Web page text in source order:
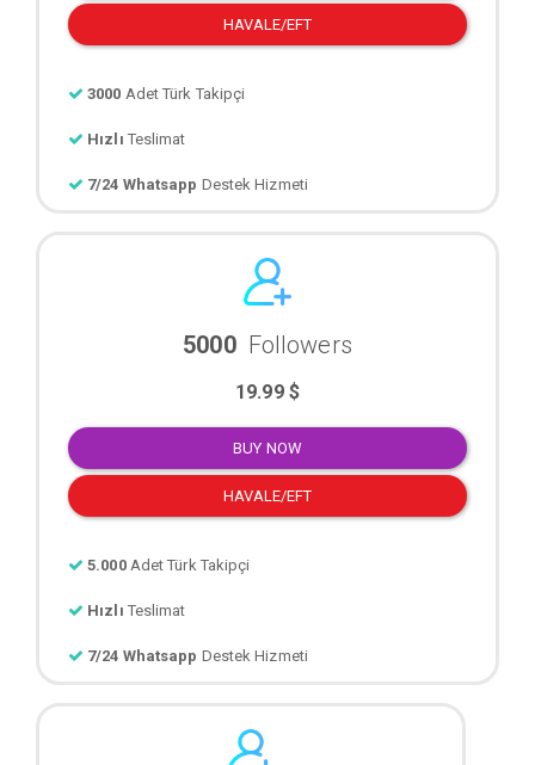
HAVALE/EFT
3000 Adet Türk Takipçi
Hızlı Teslimat
7/24 Whatsapp Destek Hizmeti
5000 Followers
19.99 $
BUY NOW
HAVALE/EFT
5.000 Adet Türk Takipçi
Hızlı Teslimat
7/24 Whatsapp Destek Hizmeti